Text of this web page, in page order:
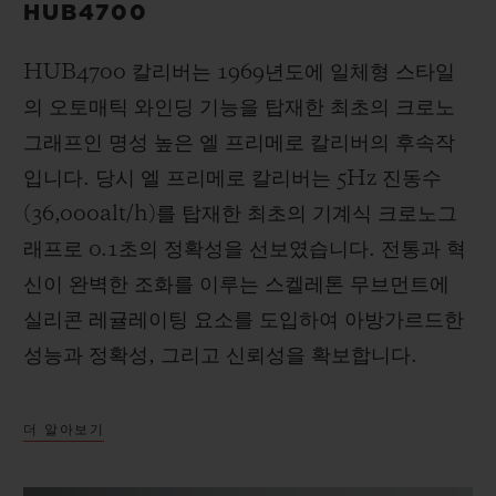
HUB4700
HUB4700 칼리버는 1969년도에 일체형 스타일
의 오토매틱 와인딩 기능을 탑재한 최초의 크로노
그래프인 명성 높은 엘 프리메로 칼리버의 후속작
입니다. 당시 엘 프리메로 칼리버는 5Hz 진동수
(36,000alt/h)를 탑재한 최초의 기계식 크로노그
래프로 0.1초의 정확성을 선보였습니다. 전통과 혁
신이 완벽한 조화를 이루는 스켈레톤 무브먼트에
실리콘 레귤레이팅 요소를 도입하여 아방가르드한
성능과 정확성, 그리고 신뢰성을 확보합니다.
더 알아보기